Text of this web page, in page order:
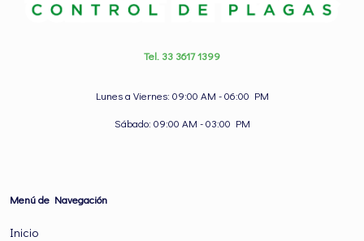
Tel. 33 3617 1399
Lunes a Viernes: 09:00 AM - 06:00 PM
Sábado: 09:00 AM - 03:00 PM
Menú de Navegación
Inicio